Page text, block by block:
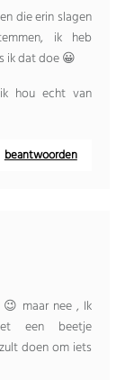
die erin slagen
ik heb
ik dat doe 😀
hou echt van
beantwoorden
maar nee , Ik
een beetje
doen om iets